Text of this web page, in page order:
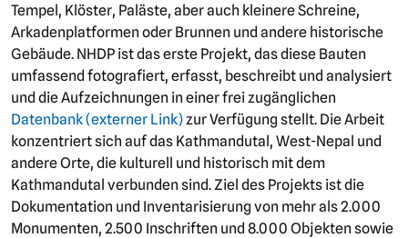
Tempel, Klöster, Paläste, aber auch kleinere Schreine,
Arkadenplatformen oder Brunnen und andere historische
Gebäude. NHDP ist das erste Projekt, das diese Bauten
umfassend fotografiert, erfasst, beschreibt und analysiert
und die Aufzeichnungen in einer frei zugänglichen
Datenbank (externer Link) zur Verfügung stellt. Die Arbeit
konzentriert sich auf das Kathmandutal, West-Nepal und
andere Orte, die kulturell und historisch mit dem
Kathmandutal verbunden sind. Ziel des Projekts ist die
Dokumentation und Inventarisierung von mehr als 2.000
Monumenten, 2.500 Inschriften und 8.000 Objekten sowie